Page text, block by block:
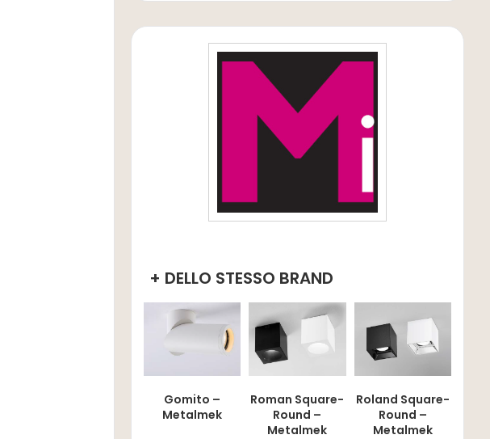
+ DELLO STESSO BRAND
Gomito –
Metalmek
Roman Square-
Round –
Metalmek
Roland Square-
Round –
Metalmek